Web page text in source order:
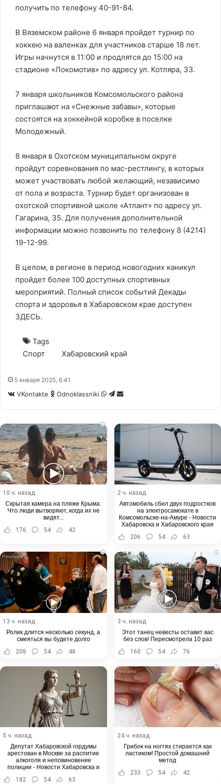
получить по телефону 40-91-84.
В Вяземском районе 6 января пройдет турнир по
хоккею на валенках для участников старше 18 лет.
Игры начнутся в 11:00 и продлятся до 15:00 на
стадионе «Локомотив» по адресу ул. Котляра, 33.
7 января школьников Комсомольского района
приглашают на «Снежные забавы», которые
состоятся на хоккейной коробке в поселке
Молодежный.
8 января в Охотском муниципальном округе
пройдут соревнования по мас-рестлингу, в которых
может участвовать любой желающий, независимо
от пола и возраста. Турнир будет организован в
охотской спортивной школе «Атлант» по адресу ул.
Гагарина, 35. Для получения дополнительной
информации можно позвонить по телефону 8 (4214)
19-12-99.
В целом, в регионе в период новогодних каникул
пройдет более 100 доступных спортивных
мероприятий. Полный список событий Декады
спорта и здоровья в Хабаровском крае доступен
ЗДЕСЬ.
Tags
Спорт
Хабаровский край
5 января 2025, 6:41
VKontakte Odnoklassniki WhatsApp
Telegram
Share
i
10 ч. назад
Скрытая камера на пляже Крыма:
Что люди вытворяют, когда их не
видят...
176
54 42
2 ч. назад
Автомобиль сбил двух подростков
на электросамокате в
Комсомольске-на-Амуре - Новости
Хабаровска и Хабаровского края
206
54 63
i
13 ч. назад
Ролик длится несколько секунд, а
смеяться вы будете долго
208
54 48
i
3 ч. назад
Этот танец невесты оставит вас
без слов! Пересмотрела 10 раз
160
54 76
5 ч. назад
Депутат Хабаровской гордумы
арестован в Москве за распитие
алкоголя и неповиновение
полиции - Новости Хабаровска и
182 54 63
i
24 ч. назад
Грибок на ногтях стирается как
ластиком! Простой домашний
метод
233
54 42